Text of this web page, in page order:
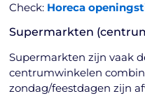
Check: Horeca
Supermarkten
Supermarkten zijn vaak
centrumwinkelen
zondag/feestdagen zijn